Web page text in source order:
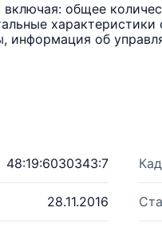
общее
характеристики
информация об
48:19:6030343:7
28.11.2016